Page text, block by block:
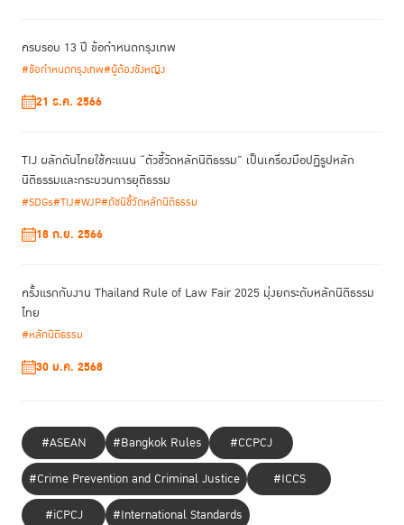
สมัครเลย click >>https://lnkd.in/d9iKfp7R
ยุติธรรมอยู่ในมือของคุณแล้ว
ครบรอบ 13 ปี ข้อกำหนดกรุงเทพ
#ข้อกำหนดกรุงเทพ#ผู้ต้องขังหญิง
21 ธ.ค. 2566
TIJ ผลักดันไทยใช้คะแนน “ตัวชี้วัดหลักนิติธรรม” เป็นเครื่องมือปฏิรูปหลัก
นิติธรรมและกระบวนการยุติธรรม
#SDGs#TIJ#WJP#ดัชนีชี้วัดหลักนิติธรรม
18 ก.ย. 2566
ครั้งแรกกับงาน Thailand Rule of Law Fair 2025 มุ่งยกระดับหลักนิติธรรม
ไทย
#หลักนิติธรรม
30 ม.ค. 2568
#ASEAN #Bangkok Rules
#CCPCJ
#Crime Prevention and Criminal Justice
#ICCS
#iCPCJ
#International Standards